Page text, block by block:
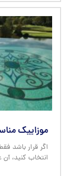
موزاییک
اگر قرار باشد
انتخاب کنید،